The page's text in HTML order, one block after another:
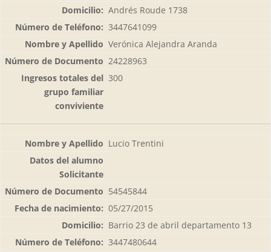
Andrés Roude 1738
3447641099
Verónica Alejandra Aranda
24228963
300
Lucio Trentini
54545844
05/27/2015
Barrio 23 de abril departamento 13
3447480644